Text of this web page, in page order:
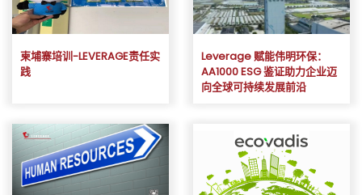
柬埔寨培训-LEVERAGE责任实
践
Leverage 赋能伟明环保：
AA1000 ESG 鉴证助力企业迈
向全球可持续发展前沿